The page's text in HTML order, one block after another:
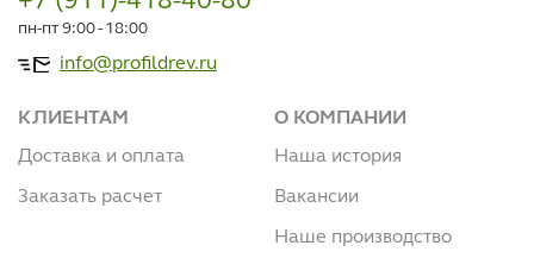
пн-пт 9:00 - 18:00
info@profildrev.ru
КЛИЕНТАМ
Доставка и оплата
Заказать расчет
О КОМПАНИИ
Наша история
Вакансии
Наше производство